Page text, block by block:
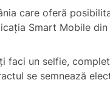
care oferă
Smart Mobile
un selfie,
se semnează